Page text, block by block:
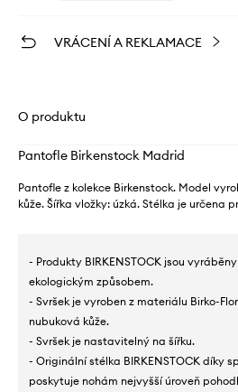
VRÁCENÍ A REKLAMACE
O produktu
Pantofle Birkenstock Madrid
Pantofle z kolekce Birkenstock. Model
kůže. Šířka vložky: úzká. Stélka je určena
- Produkty BIRKENSTOCK jsou
ekologickým způsobem.
- Svršek je vyroben z materiálu Birko-
nubuková kůže.
- Svršek je nastavitelný na šířku.
- Originální stélka BIRKENSTOCK díky
poskytuje nohám nejvyšší úroveň